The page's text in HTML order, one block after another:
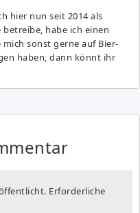
hier nun seit 2014 als
habe ich einen
sonst gerne auf Bier-
haben, dann könnt ihr
Erforderliche